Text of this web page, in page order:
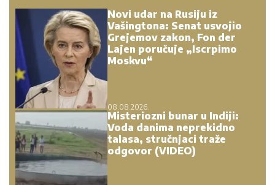
Novi udar na Rusiju iz
Vašingtona: Senat usvojio
Grejemov zakon, Fon der
Lajen poručuje „Iscrpimo
Moskvu“
08.08.2026.
Misteriozni bunar u Indiji:
Voda danima neprekidno
talasa, stručnjaci traže
odgovor (VIDEO)